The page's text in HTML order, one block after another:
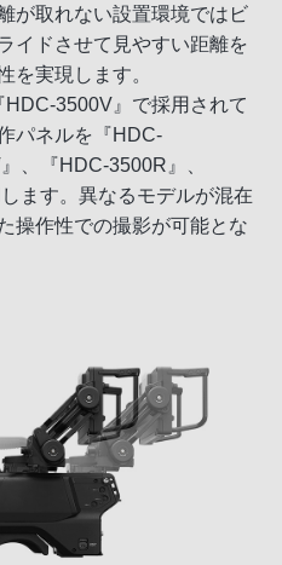
が取れない設置環境ではビ
イドさせて見やすい距離を
を実現します。
3500V』で採用されて
パネルを『HDC-
、『HDC-3500R』、
ます。異なるモデルが混在
操作性での撮影が可能とな